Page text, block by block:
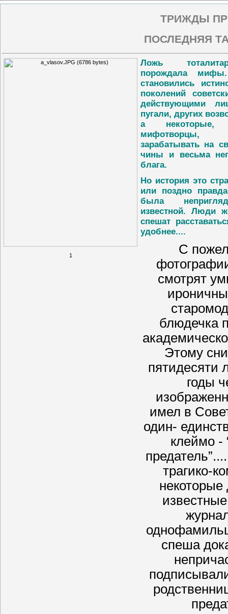
ТРИЖДЫ
ПОСЛЕДНЯЯ
1
Ложь
порождала
становились
поколений
действующими
пугали, других
а некоторые,
мифотворцы,
зарабатывать на
чины и весьма
блага.
Но история это
или поздно
была
известной. Люди
спешат
удобнее....
С
смотрят
блюдечка
Этому
пятидесяти
годы
имел в
один-
клеймо -
трагико-
некоторые
спеша